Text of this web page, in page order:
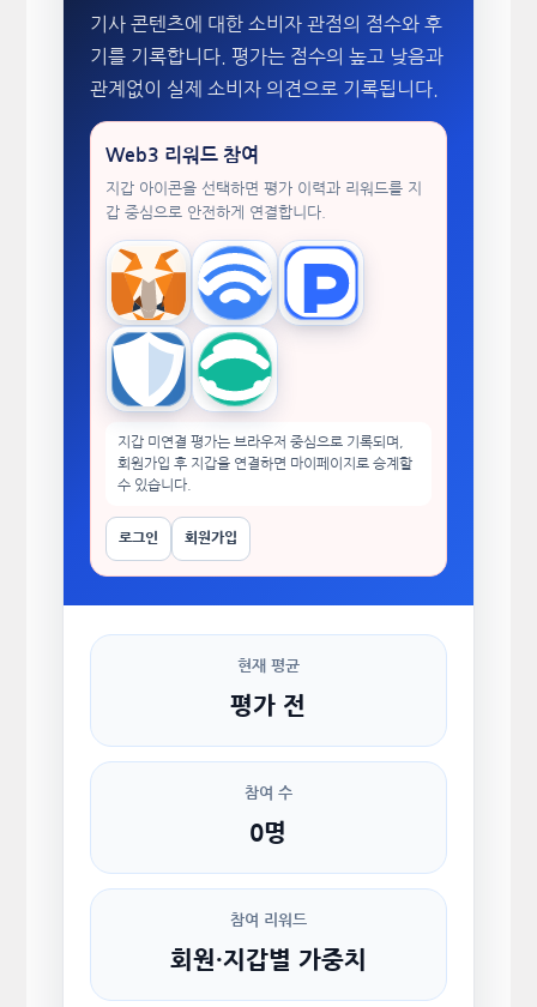
기사 콘텐츠에 대한 소비자 관점의 점수와 후
기를 기록합니다. 평가는 점수의 높고 낮음과
관계없이 실제 소비자 의견으로 기록됩니다.
Web3 리워드 참여
지갑 아이콘을 선택하면 평가 이력과 리워드를 지
갑 중심으로 안전하게 연결합니다.
MetaMask WalletConnectTokenPocket
Trust Wallet imToken
지갑 미연결 평가는 브라우저 중심으로 기록되며,
회원가입 후 지갑을 연결하면 마이페이지로 승계할
수 있습니다.
로그인 회원가입
현재 평균
평가 전
참여 수
0명
참여 리워드
회원·지갑별 가중치